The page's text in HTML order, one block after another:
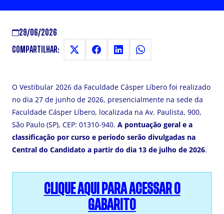
29/06/2026
COMPARTILHAR:
O Vestibular 2026 da Faculdade Cásper Líbero foi realizado
no dia 27 de junho de 2026, presencialmente na sede da
Faculdade Cásper Líbero, localizada na Av. Paulista, 900,
São Paulo (SP), CEP: 01310-940. A pontuação geral e a
classificação por curso e período serão divulgadas na
Central do Candidato a partir do dia 13 de julho de 2026.
CLIQUE AQUI PARA ACESSAR O
GABARITO